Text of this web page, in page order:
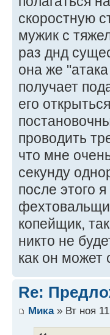
скоростную
мужик с
раз днд
она же
получает
его
проводить
что мне
секунду
после этого
копейщик,
никто не
как он может
Re:
Мика» Вт ноя